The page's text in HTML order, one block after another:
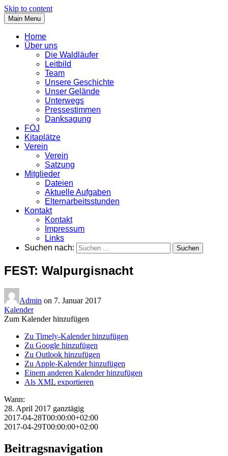
Skip to content
Main Menu
Home
Über uns
Die Waldläufer
Leitbild
Team
Unsere Geschichte
Unser Gelände
Unterwegs
Pressestimmen
Danksagung
FÖJ
Kitaplätze
Verein
Verein
Satzung
Mitglieder
Dateien
Aktuelle Aufgaben
Elternarbeitsstunden
Kontakt
Kontakt
Impressum
Links
Suchen nach:
FEST: Walpurgisnacht
Admin on 7. Januar 2017
Kalender
Zum Kalender hinzufügen
Zu Timely-Kalender hinzufügen
Zu Google hinzufügen
Zu Outlook hinzufügen
Zu Apple-Kalender hinzufügen
Einem anderen Kalender hinzufügen
Als XML exportieren
Wann:
28. April 2017 ganztägig
2017-04-28T00:00:00+02:00
2017-04-29T00:00:00+02:00
Beitragsnavigation